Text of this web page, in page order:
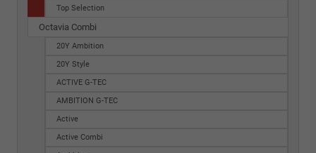
Top Selection
Octavia Combi
20Y Ambition
20Y Style
ACTIVE G-TEC
AMBITION G-TEC
Active
Active Combi